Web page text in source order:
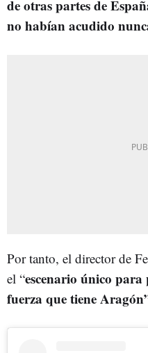
de otras partes de
no habían acudido
Por tanto, el director de
el “escenario único
fuerza que tiene